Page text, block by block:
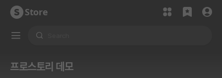
Store
프로스토리 데모